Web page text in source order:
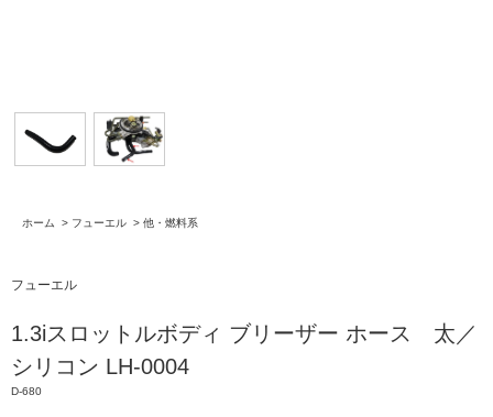
ホーム > フューエル > 他・燃料系
フューエル
1.3iスロットルボディ ブリーザー ホース 太／
シリコン LH-0004
D-680